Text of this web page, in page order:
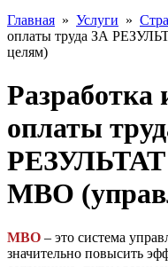
Главная » Услуги »
оплаты труда ЗА
целям)
Разработка
оплаты
МВО
МВО – это система
значительно повысить